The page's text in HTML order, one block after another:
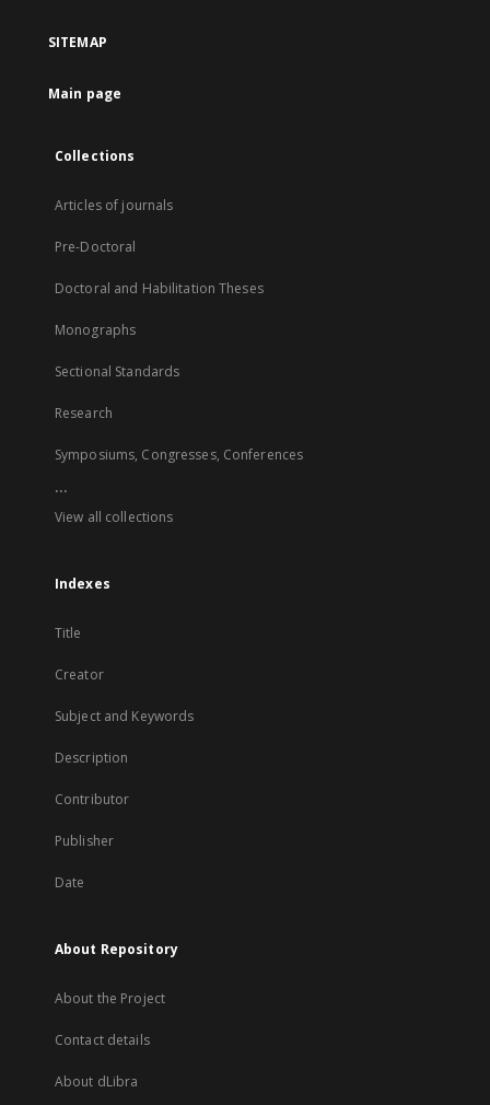
SITEMAP
Main page
Collections
Articles of journals
Pre-Doctoral
Doctoral and Habilitation Theses
Monographs
Sectional Standards
Research
Symposiums, Congresses, Conferences
...
View all collections
Indexes
Title
Creator
Subject and Keywords
Description
Contributor
Publisher
Date
About Repository
About the Project
Contact details
About dLibra